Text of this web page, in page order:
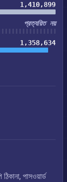
1,410,899
প্রত্যয়িত নয়
1,358,634
পাসওয়ার্ড